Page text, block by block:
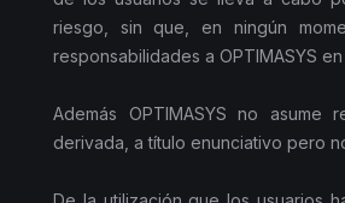
riesgo, sin que, en ningún
responsabilidades a OPTIMASYS
Además OPTIMASYS no asume
derivada, a título enunciativo pero